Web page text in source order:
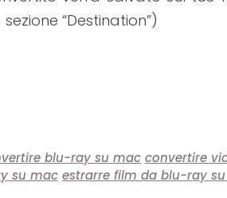
“Destination”)
blu-ray su mac convertire
su mac estrarre film da blu-ray